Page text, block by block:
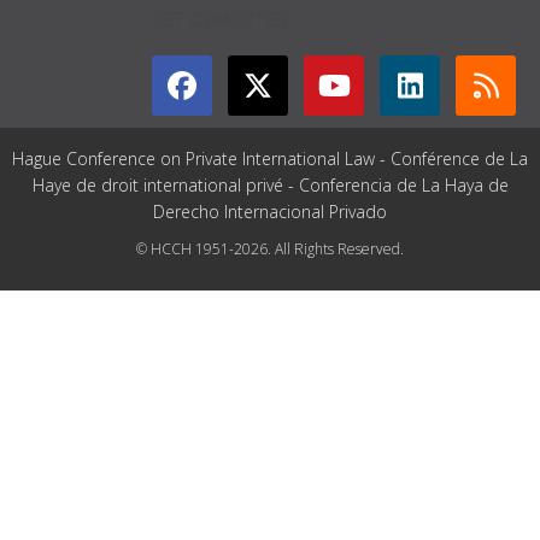
Hague Conference on Private International Law - Conférence de La
Haye de droit international privé - Conferencia de La Haya de
Derecho Internacional Privado
© HCCH 1951-2026. All Rights Reserved.